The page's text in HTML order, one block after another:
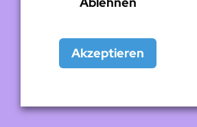
Akzeptieren